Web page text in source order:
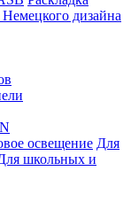
Немецкого дизайна
освещение Для
школьных и